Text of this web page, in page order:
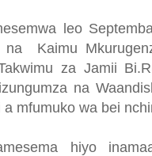
leo
Kaimu
za Jamii
na
a mfumuko wa bei
hiyo